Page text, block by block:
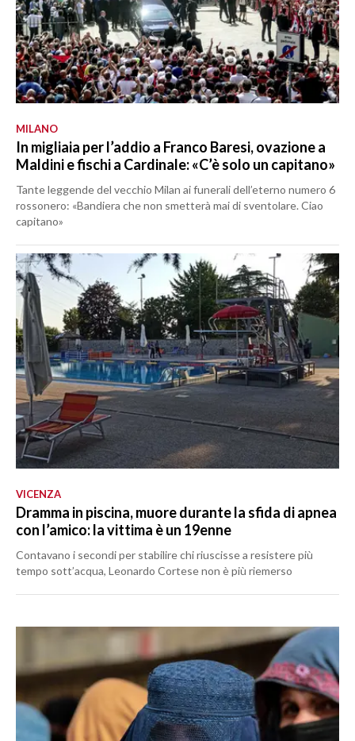
MILANO
In migliaia per l’addio a Franco Baresi, ovazione a
Maldini e fischi a Cardinale: «C’è solo un capitano»
Tante leggende del vecchio Milan ai funerali dell’eterno numero 6
rossonero: «Bandiera che non smetterà mai di sventolare. Ciao
capitano»
VICENZA
Dramma in piscina, muore durante la sfida di apnea
con l’amico: la vittima è un 19enne
Contavano i secondi per stabilire chi riuscisse a resistere più
tempo sott’acqua, Leonardo Cortese non è più riemerso